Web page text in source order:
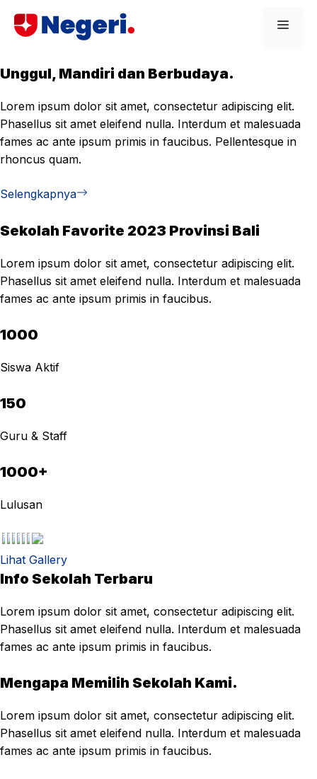
Unggul, Mandiri dan Berbudaya.
Lorem ipsum dolor sit amet, consectetur adipiscing elit.
Phasellus sit amet eleifend nulla. Interdum et malesuada
fames ac ante ipsum primis in faucibus. Pellentesque in
rhoncus quam.
Selengkapnya
Sekolah Favorite 2023 Provinsi Bali
Lorem ipsum dolor sit amet, consectetur adipiscing elit.
Phasellus sit amet eleifend nulla. Interdum et malesuada
fames ac ante ipsum primis in faucibus.
1000
Siswa Aktif
150
Guru & Staff
1000+
Lulusan
Lihat Gallery
Info Sekolah Terbaru
Lorem ipsum dolor sit amet, consectetur adipiscing elit.
Phasellus sit amet eleifend nulla. Interdum et malesuada
fames ac ante ipsum primis in faucibus.
Mengapa Memilih Sekolah Kami.
Lorem ipsum dolor sit amet, consectetur adipiscing elit.
Phasellus sit amet eleifend nulla. Interdum et malesuada
fames ac ante ipsum primis in faucibus.